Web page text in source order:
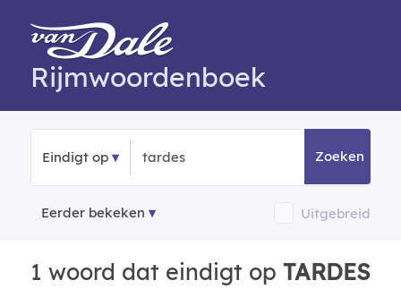
Rijmwoordenboek
Eindigt op Zoeken
Eerder bekeken Uitgebreid
1 woord dat eindigt op TARDES